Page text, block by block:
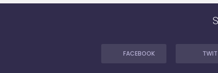
FACEBOOK